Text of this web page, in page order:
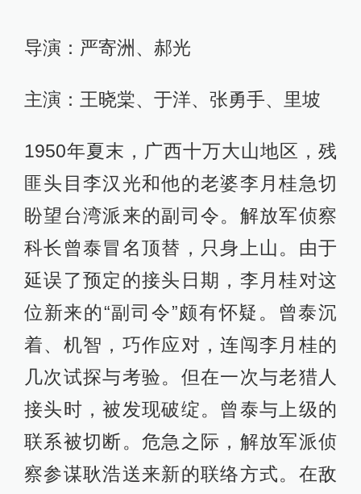
导演：严寄洲、郝光
主演：王晓棠、于洋、张勇手、里坡
1950年夏末，广西十万大山地区，残
匪头目李汉光和他的老婆李月桂急切
盼望台湾派来的副司令。解放军侦察
科长曾泰冒名顶替，只身上山。由于
延误了预定的接头日期，李月桂对这
位新来的“副司令”颇有怀疑。曾泰沉
着、机智，巧作应对，连闯李月桂的
几次试探与考验。但在一次与老猎人
接头时，被发现破绽。曾泰与上级的
联系被切断。危急之际，解放军派侦
察参谋耿浩送来新的联络方式。在敌